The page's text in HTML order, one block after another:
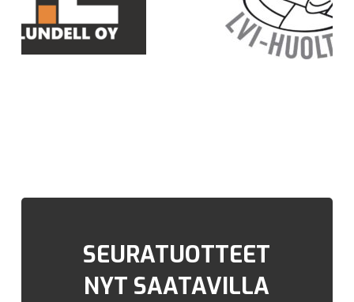
SEURATUOTTEET
NYT SAATAVILLA